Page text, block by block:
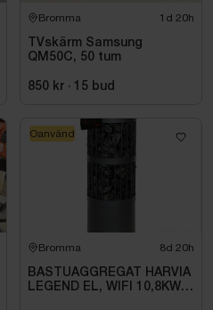
Bromma 1d 20h
TVskärm Samsung
QM50C, 50 tum
850 kr · 15 bud
Bromma 8d 20h
BASTUAGGREGAT HARVIA
LEGEND EL, WIFI 10,8KW
Oanvänd